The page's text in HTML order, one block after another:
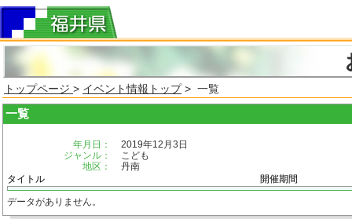
トップページ > イベント情報トップ> 一覧
一覧
年月日：
2019年12月3日
ジャンル：
こども
地区：
丹南
タイトル
開催期間
データがありません。